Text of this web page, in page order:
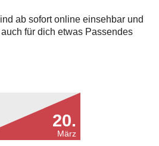
ab sofort online einsehbar und
für dich etwas Passendes
20.
März